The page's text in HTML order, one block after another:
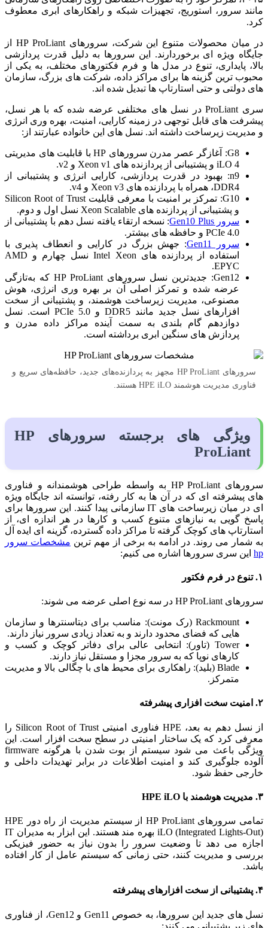
مانند سرور، استوریج، تجهیزات شبکه و راهکارهای ابری معطوف
کرد.
در میان محصولات متنوع این شرکت، سرورهای HP ProLiant از
جایگاه ویژه ای برخوردارند. این سرورها به دلیل قدرت پردازشی
بالا، پایداری، تنوع در مدل‌ ها و فرم‌ فکتورهای مختلف، به یکی از
محبوب‌ ترین گزینه‌ ها برای مراکز داده، شرکت‌ های بزرگ، سازمان‌
های دولتی و حتی استارتاپ‌ ها تبدیل شده‌ اند.
سری ProLiant در نسل‌ های مختلفی عرضه شده که با هر نسل،
پیشرفت‌ های قابل توجهی در زمینه کارایی، امنیت، بهره‌ وری انرژی
و مدیریت زیرساخت داشته‌ اند. نسل‌ های این خانواده عبارتند از:
G8: آغازگر عصر مدرن سرورهای HP با قابلیت‌ های مدیریتی
iLO 4 و پشتیبانی از پردازنده‌ های Xeon v1 و v2.
n9: بهبود در قدرت پردازشی، کارایی انرژی و پشتیبانی از
DDR4، همراه با پردازنده‌ های Xeon v3 و v4.
G10: تمرکز بر امنیت با معرفی قابلیت Silicon Root of Trust
و پشتیبانی از پردازنده‌ های Xeon Scalable نسل اول و دوم.
سرور Gen10 Plus
: نسخه ارتقاء یافته نسل دهم با پشتیبانی از
PCIe 4.0 و حافظه‌ های بیشتر.
سرور Gen11
: جهش بزرگ در کارایی و انعطاف‌ پذیری با
استفاده از پردازنده‌ های Intel Xeon نسل چهارم و AMD
EPYC.
Gen12: جدیدترین نسل سرورهای HP ProLiant که به‌تازگی
عرضه شده و تمرکز اصلی آن بر بهره‌ وری انرژی، هوش
مصنوعی، مدیریت زیرساخت هوشمند، و پشتیبانی از سخت‌
افزارهای نسل جدید مانند DDR5 و PCIe 5.0 است. نسل
دوازدهم گام بلندی به سمت آینده مراکز داده مدرن و
پردازش‌ های سنگین ابری برداشته است.
سرورهای HP ProLiant مجهز به پردازنده‌های جدید، حافظه‌های سریع و
فناوری مدیریت هوشمند HPE iLO هستند.
ویژگی‌ های برجسته سرورهای HP
ProLiant
سرورهای HP ProLiant به واسطه طراحی هوشمندانه و فناوری‌
های پیشرفته‌ ای که در آن‌ ها به‌ کار رفته، توانسته‌ اند جایگاه ویژه‌
ای در میان زیرساخت‌ های IT سازمانی پیدا کنند. این سرورها برای
پاسخ‌ گویی به نیازهای متنوع کسب‌ و کارها در هر اندازه‌ ای، از
استارتاپ‌ های کوچک گرفته تا مراکز داده گسترده، گزینه‌ ای ایده‌ آل
به شمار می‌ روند. در ادامه به برخی از مهم‌ ترین مشخصات سرور
hp این سری سرورها اشاره می‌ کنیم:
۱. تنوع در فرم‌ فکتور
سرورهای HP ProLiant در سه نوع اصلی عرضه می‌ شوند:
Rackmount (رک‌ مونت): مناسب برای دیتاسنترها و سازمان‌
هایی که فضای محدود دارند و به تعداد زیادی سرور نیاز دارند.
Tower (تاور): انتخابی عالی برای دفاتر کوچک و کسب‌ و
کارهای نوپا که به سرور مجزا و مستقل نیاز دارند.
Blade (بلید): راهکاری برای محیط‌ های با چگالی بالا و مدیریت
متمرکز.
۲. امنیت سخت‌ افزاری پیشرفته
از نسل دهم به بعد، HPE فناوری امنیتی Silicon Root of Trust را
معرفی کرد که یک ساختار امنیتی در سطح سخت‌ افزار است. این
ویژگی باعث می‌ شود سیستم از بوت شدن با هرگونه firmware
آلوده جلوگیری کند و امنیت اطلاعات در برابر تهدیدات داخلی و
خارجی حفظ شود.
۳. مدیریت هوشمند با HPE iLO
تمامی سرورهای HP ProLiant از سیستم مدیریت از راه دور HPE
iLO (Integrated Lights-Out) بهره‌ مند هستند. این ابزار به مدیران IT
اجازه می‌ دهد تا وضعیت سرور را بدون نیاز به حضور فیزیکی
بررسی و مدیریت کنند، حتی زمانی که سیستم عامل از کار افتاده
باشد.
۴. پشتیبانی از سخت‌ افزارهای پیشرفته
نسل‌ های جدید این سرورها، به‌ خصوص Gen11 و Gen12، از فناوری‌
های زیر پشتیبانی می‌ کنند: